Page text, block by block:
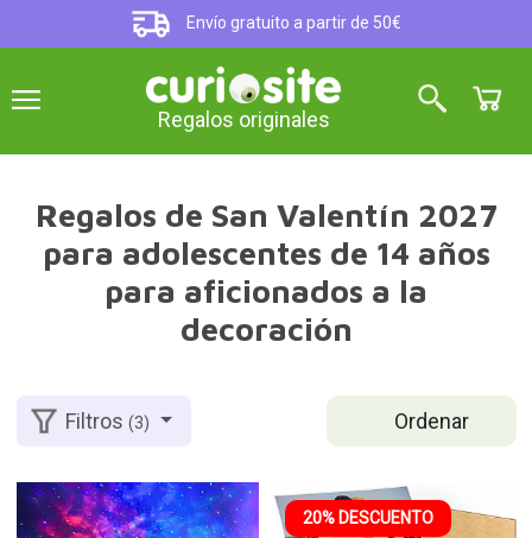
Envío gratuito a partir de 50€
Regalos originales
Regalos de San Valentín 2027
para adolescentes de 14 años
para aficionados a la
decoración
Ordenar
Filtros(3)
20% DESCUENTO